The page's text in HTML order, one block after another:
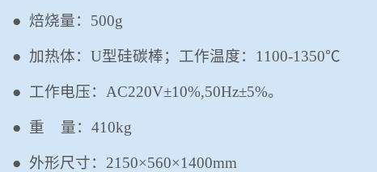
● 焙烧量： 500g
● 加热体： U型硅碳棒；工作温度： 1100-1350℃
● 工作电压： AC220V±10%,50Hz±5%。
● 重 量： 410kg
● 外形尺寸： 2150×560×1400mm